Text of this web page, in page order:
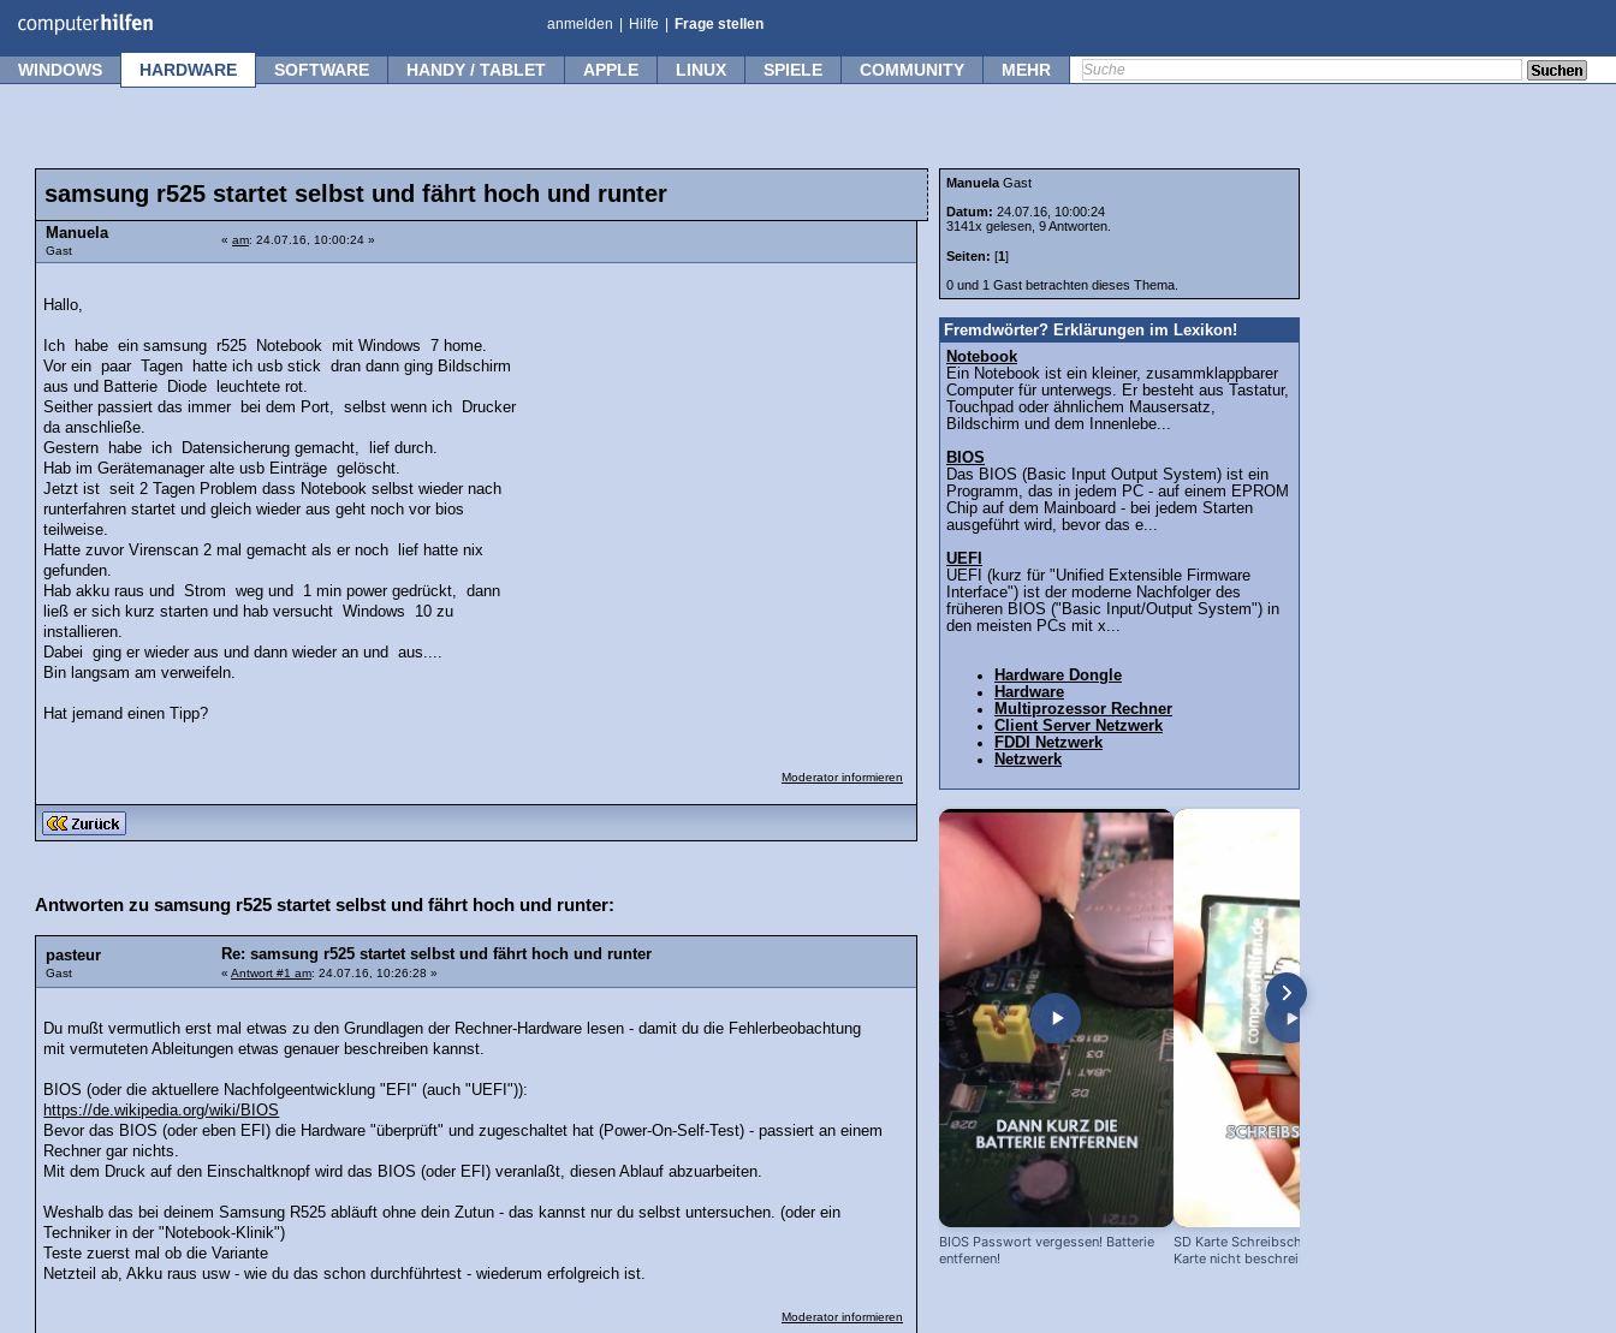
anmelden Hilfe Frage stellen
WINDOWS HARDWARE SOFTWARE HANDY / TABLET APPLE LINUX SPIELE COMMUNITY MEHR
samsung r525 startet selbst und fährt hoch und runter
Manuela
Gast
« am: 24.07.16, 10:00:24 »
Hallo,
Ich habe ein samsung r525 Notebook mit Windows 7 home.
Vor ein paar Tagen hatte ich usb stick dran dann ging Bildschirm
aus und Batterie Diode leuchtete rot.
Seither passiert das immer bei dem Port, selbst wenn ich Drucker
da anschließe.
Gestern habe ich Datensicherung gemacht, lief durch.
Hab im Gerätemanager alte usb Einträge gelöscht.
Jetzt ist seit 2 Tagen Problem dass Notebook selbst wieder nach
runterfahren startet und gleich wieder aus geht noch vor bios
teilweise.
Hatte zuvor Virenscan 2 mal gemacht als er noch lief hatte nix
gefunden.
Hab akku raus und Strom weg und 1 min power gedrückt, dann
ließ er sich kurz starten und hab versucht Windows 10 zu
installieren.
Dabei ging er wieder aus und dann wieder an und aus....
Bin langsam am verweifeln.
Hat jemand einen Tipp?
Moderator informieren
Antworten zu samsung r525 startet selbst und fährt hoch und runter:
pasteur
Gast
Re: samsung r525 startet selbst und fährt hoch und runter
« Antwort #1 am: 24.07.16, 10:26:28 »
Du mußt vermutlich erst mal etwas zu den Grundlagen der Rechner-Hardware lesen - damit du die Fehlerbeobachtung
mit vermuteten Ableitungen etwas genauer beschreiben kannst.
BIOS (oder die aktuellere Nachfolgeentwicklung "EFI" (auch "UEFI")):
https://de.wikipedia.org/wiki/BIOS
Bevor das BIOS (oder eben EFI) die Hardware "überprüft" und zugeschaltet hat (Power-On-Self-Test) - passiert an einem
Rechner gar nichts.
Mit dem Druck auf den Einschaltknopf wird das BIOS (oder EFI) veranlaßt, diesen Ablauf abzuarbeiten.
Weshalb das bei deinem Samsung R525 abläuft ohne dein Zutun - das kannst nur du selbst untersuchen. (oder ein
Techniker in der "Notebook-Klinik")
Teste zuerst mal ob die Variante
Netzteil ab, Akku raus usw - wie du das schon durchführtest - wiederum erfolgreich ist.
Moderator informieren
Manuela Gast
Datum: 24.07.16, 10:00:24
3141x gelesen, 9 Antworten.
Seiten: [1]
0 und 1 Gast betrachten dieses Thema.
Fremdwörter? Erklärungen im Lexikon!
Notebook
Ein Notebook ist ein kleiner, zusammklappbarer
Computer für unterwegs. Er besteht aus Tastatur,
Touchpad oder ähnlichem Mausersatz,
Bildschirm und dem Innenlebe...
BIOS
Das BIOS (Basic Input Output System) ist ein
Programm, das in jedem PC - auf einem EPROM
Chip auf dem Mainboard - bei jedem Starten
ausgeführt wird, bevor das e...
UEFI
UEFI (kurz für "Unified Extensible Firmware
Interface") ist der moderne Nachfolger des
früheren BIOS ("Basic Input/Output System") in
den meisten PCs mit x...
Hardware Dongle
Hardware
Multiprozessor Rechner
Client Server Netzwerk
FDDI Netzwerk
Netzwerk
BIOS Passwort vergessen! Batterie
entfernen!
SD Karte Schreibschutz austricksen:
Karte nicht beschreibbar?